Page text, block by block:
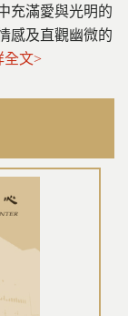
充滿愛與光明的
感及直觀幽微的
全文>